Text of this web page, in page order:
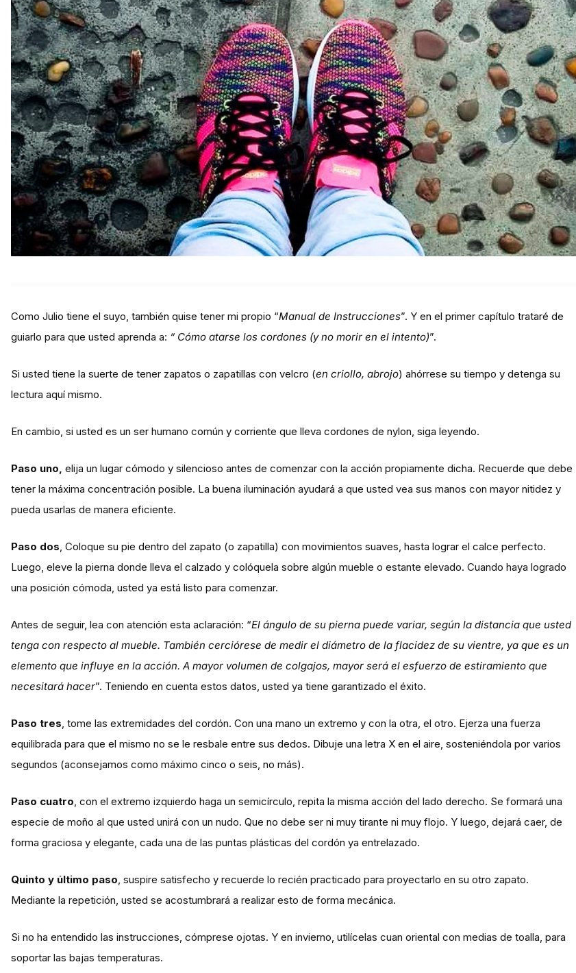
Como Julio tiene el suyo, también quise tener mi propio “Manual de Instrucciones”. Y en el primer capítulo trataré de
guiarlo para que usted aprenda a: “ Cómo atarse los cordones (y no morir en el intento)”.
Si usted tiene la suerte de tener zapatos o zapatillas con velcro (en criollo, abrojo) ahórrese su tiempo y detenga su
lectura aquí mismo.
En cambio, si usted es un ser humano común y corriente que lleva cordones de nylon, siga leyendo.
Paso uno, elija un lugar cómodo y silencioso antes de comenzar con la acción propiamente dicha. Recuerde que debe
tener la máxima concentración posible. La buena iluminación ayudará a que usted vea sus manos con mayor nitidez y
pueda usarlas de manera eficiente.
Paso dos, Coloque su pie dentro del zapato (o zapatilla) con movimientos suaves, hasta lograr el calce perfecto.
Luego, eleve la pierna donde lleva el calzado y colóquela sobre algún mueble o estante elevado. Cuando haya logrado
una posición cómoda, usted ya está listo para comenzar.
Antes de seguir, lea con atención esta aclaración: “El ángulo de su pierna puede variar, según la distancia que usted
tenga con respecto al mueble. También cerciórese de medir el diámetro de la flacidez de su vientre, ya que es un
elemento que influye en la acción. A mayor volumen de colgajos, mayor será el esfuerzo de estiramiento que
necesitará hacer”. Teniendo en cuenta estos datos, usted ya tiene garantizado el éxito.
Paso tres, tome las extremidades del cordón. Con una mano un extremo y con la otra, el otro. Ejerza una fuerza
equilibrada para que el mismo no se le resbale entre sus dedos. Dibuje una letra X en el aire, sosteniéndola por varios
segundos (aconsejamos como máximo cinco o seis, no más).
Paso cuatro, con el extremo izquierdo haga un semicírculo, repita la misma acción del lado derecho. Se formará una
especie de moño al que usted unirá con un nudo. Que no debe ser ni muy tirante ni muy flojo. Y luego, dejará caer, de
forma graciosa y elegante, cada una de las puntas plásticas del cordón ya entrelazado.
Quinto y último paso, suspire satisfecho y recuerde lo recién practicado para proyectarlo en su otro zapato.
Mediante la repetición, usted se acostumbrará a realizar esto de forma mecánica.
Si no ha entendido las instrucciones, cómprese ojotas. Y en invierno, utilícelas cuan oriental con medias de toalla, para
soportar las bajas temperaturas.